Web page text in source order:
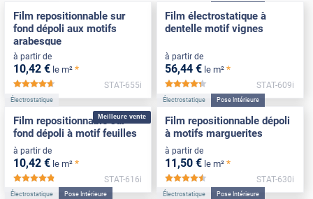
Film repositionnable sur
fond dépoli aux motifs
arabesque
à partir de
10,42 € le m² *
*****
STAT-655i
Film électrostatique à
dentelle motif vignes
à partir de
56,44 € le m² *
*****
STAT-609i
Meilleure vente
Électrostatique
Film repositionnable sur
fond dépoli à motif feuilles
à partir de
10,42 € le m² *
*****
STAT-616i
Électrostatique Pose Intérieure
Film repositionnable dépoli
à motifs marguerites
à partir de
11 ,50 € le m² *
*****
STAT-630i
Électrostatique Pose Intérieure Électrostatique Pose Intérieure